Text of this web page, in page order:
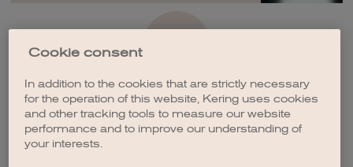
Cookie consent
In addition to the cookies that are strictly necessary
for the operation of this website, Kering uses cookies
and other tracking tools to measure our website
performance and to improve our understanding of
your interests.